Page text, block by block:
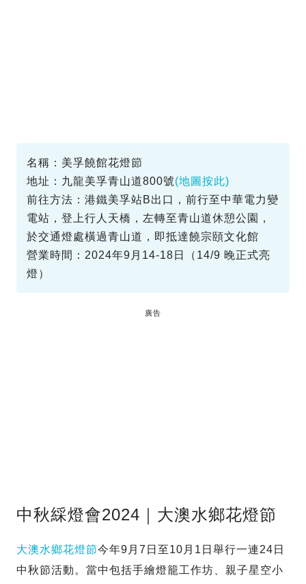
名稱：美孚饒館花燈節
地址：九龍美孚青山道800號(地圖按此)
前往方法：港鐵美孚站B出口，前行至中華電力變
電站，登上行人天橋，左轉至青山道休憩公園，
於交通燈處橫過青山道，即抵達饒宗頤文化館
營業時間：2024年9月14-18日（14/9 晚正式亮
燈）
廣告
中秋綵燈會2024｜大澳水鄉花燈節
大澳水鄉花燈節今年9月7日至10月1日舉行一連24日
中秋節活動。當中包括手繪燈籠工作坊、親子星空小